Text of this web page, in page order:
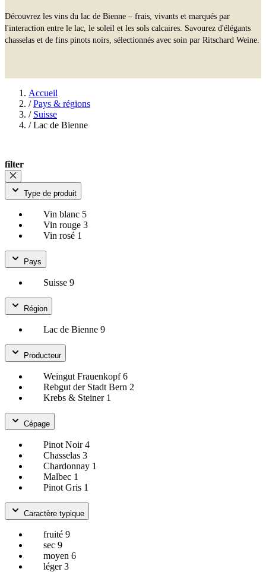
Découvrez les vins du lac de Bienne – frais, vivants et marqués par
l'interaction entre le lac, le soleil et les sols calcaires. Savourez d'élégants
chasselas et de fins pinots noirs, sélectionnés avec soin par Ritschard Weine.
Accueil
/ Pays & régions
/ Suisse
/ Lac de Bienne
filter
Type de produit
Vin blanc 5
Vin rouge 3
Vin rosé 1
Pays
Suisse 9
Région
Lac de Bienne 9
Producteur
Weingut Frauenkopf6
Rebgut der Stadt Bern 2
Krebs & Steiner 1
Cépage
Pinot Noir4
Chasselas 3
Chardonnay 1
Malbec 1
Pinot Gris 1
Caractère typique
fruité 9
sec 9
moyen 6
léger3